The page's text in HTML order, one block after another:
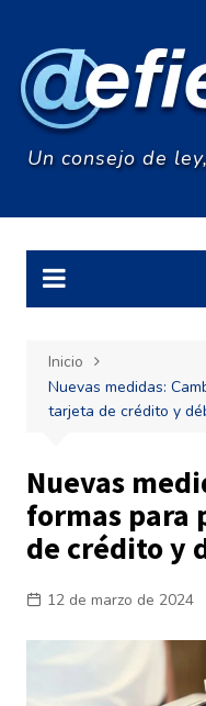
contenido
Un consejo de
Inicio
Nuevas medidas:
tarjeta de crédito y
Nuevas
formas para
de crédito y
12 de marzo de 2024